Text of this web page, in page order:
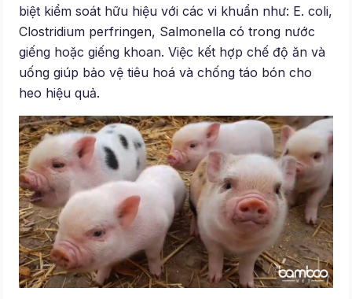
biệt kiểm soát hữu hiệu với các vi khuẩn như: E. coli,
Clostridium perfringen, Salmonella có trong nước
giếng hoặc giếng khoan. Việc kết hợp chế độ ăn và
uống giúp bảo vệ tiêu hoá và chống táo bón cho
heo hiệu quả.